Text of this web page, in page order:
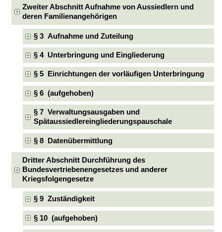
Zweiter Abschnitt Aufnahme von Aussiedlern und
deren Familienangehörigen
§ 3 Aufnahme und Zuteilung
§ 4 Unterbringung und Eingliederung
§ 5 Einrichtungen der vorläufigen Unterbringung
§ 6 (aufgehoben)
§ 7 Verwaltungsausgaben und
Spätaussiedlereingliederungspauschale
§ 8 Datenübermittlung
Dritter Abschnitt Durchführung des
Bundesvertriebenengesetzes und anderer
Kriegsfolgengesetze
§ 9 Zuständigkeit
§ 10 (aufgehoben)